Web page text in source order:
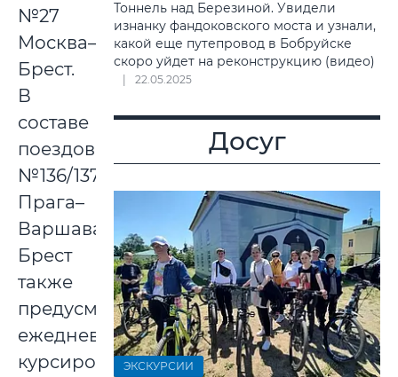
№27
Москва–
Брест.
В
составе
поездов
№136/137
Прага–
Варшава–
Брест
также
предусмотрено
ежедневное
курсирование
Тоннель над Березиной. Увидели
изнанку фандоковского моста и узнали,
какой еще путепровод в Бобруйске
скоро уйдет на реконструкцию (видео)
22.05.2025
Досуг
ЭКСКУРСИИ